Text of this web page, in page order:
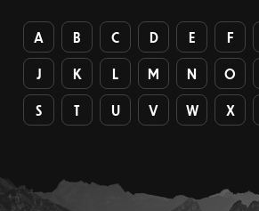
A B C D E F
J K L M N O
S T U V W X